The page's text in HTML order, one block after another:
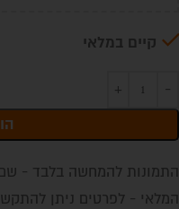
קיים במלאי
התמונות להמחשה בלבד -
המלאי - לפרטים ניתן